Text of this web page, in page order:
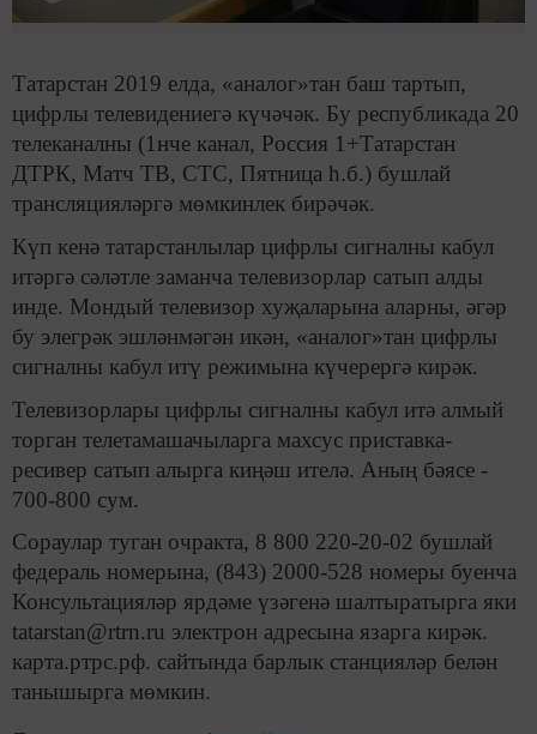
Татарстан 2019 елда, «аналог»тан баш тартып,
цифрлы телевидениегә күчәчәк. Бу республикада 20
телеканалны (1нче канал, Россия 1+Татарстан
ДТРК, Матч ТВ, СТС, Пятница һ.б.) бушлай
трансляцияләргә мөмкинлек бирәчәк.
Күп кенә татарстанлылар цифрлы сигналны кабул
итәргә сәләтле заманча телевизорлар сатып алды
инде. Мондый телевизор хуҗаларына аларны, әгәр
бу элегрәк эшләнмәгән икән, «аналог»тан цифрлы
сигналны кабул итү режимына күчерергә кирәк.
Телевизорлары цифрлы сигналны кабул итә алмый
торган телетамашачыларга махсус приставка-
ресивер сатып алырга киңәш ителә. Аның бәясе -
700-800 сум.
Сораулар туган очракта, 8 800 220-20-02 бушлай
федераль номерына, (843) 2000-528 номеры буенча
Консультацияләр ярдәме үзәгенә шалтыратырга яки
tatarstan@rtrn.ru электрон адресына язарга кирәк.
карта.ртрс.рф. сайтында барлык станцияләр белән
танышырга мөмкин.